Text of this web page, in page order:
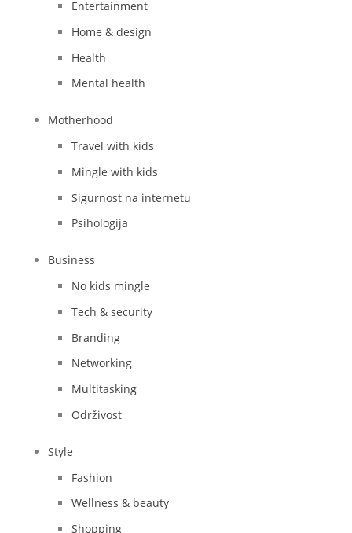
Entertainment
Home & design
Health
Mental health
Motherhood
Travel with kids
Mingle with kids
Sigurnost na internetu
Psihologija
Business
No kids mingle
Tech & security
Branding
Networking
Multitasking
Održivost
Style
Fashion
Wellness & beauty
Shopping